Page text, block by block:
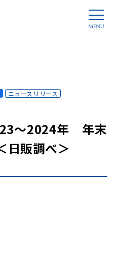
ニュースリリース
～2024年 年末
日販調べ＞